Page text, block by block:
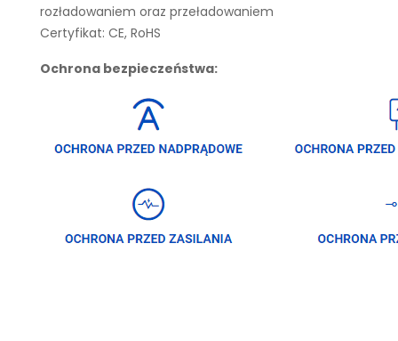
rozładowaniem oraz przeładowaniem
Certyfikat: CE, RoHS
Ochrona bezpieczeństwa: